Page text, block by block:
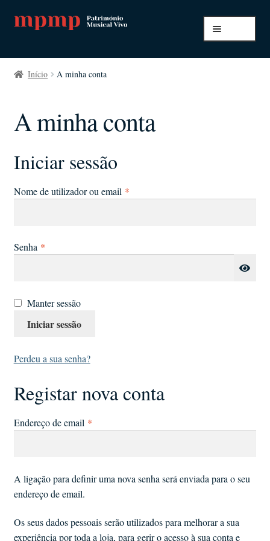
navegação
Saltar
conteúdo
Início
Pagamento e envio
Todos os artigos
Início A minha conta
A minha conta
Iniciar sessão
Nome de utilizador ou email *Obrigatório
Senha *Obrigatório
Manter sessão
Iniciar sessão
Perdeu a sua senha?
Registar nova conta
Endereço de email *Obrigatório
A ligação para definir uma nova senha será enviada para o seu
endereço de email.
Os seus dados pessoais serão utilizados para melhorar a sua
experiência por toda a loja, para gerir o acesso à sua conta e